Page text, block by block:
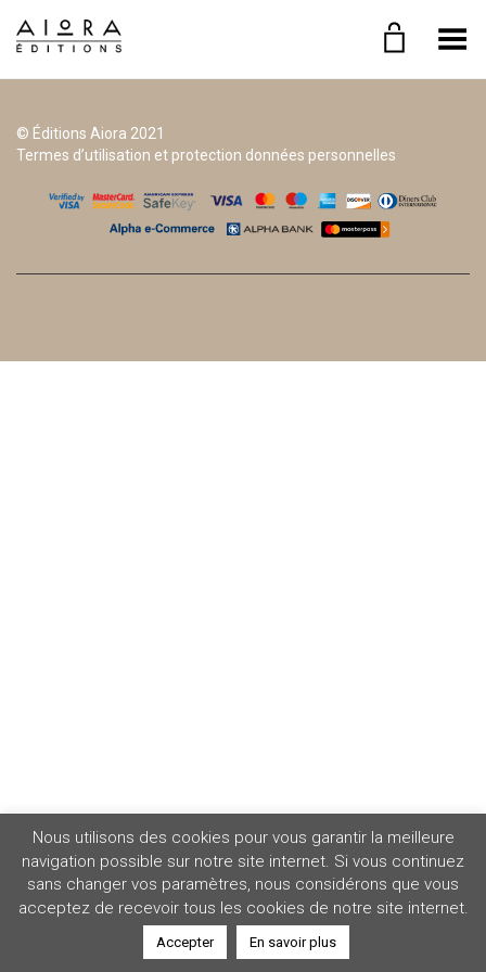
Basculer le menu
© Éditions Aiora 2021
Termes d’utilisation et protection données personnelles
Nous utilisons des cookies pour vous garantir la meilleure
navigation possible sur notre site internet. Si vous continuez
sans changer vos paramètres, nous considérons que vous
acceptez de recevoir tous les cookies de notre site internet.
Accepter En savoir plus